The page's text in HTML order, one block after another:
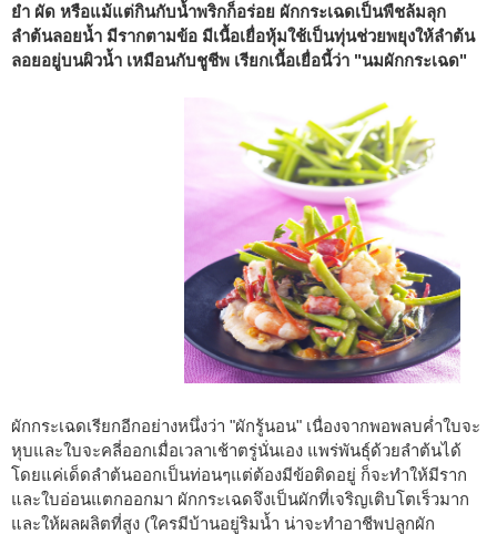
ยำ ผัด หรือแม้แต่กินกับน้ำพริกก็อร่อย ผักกระเฉดเป็นพืชล้มลุก
ลำต้นลอยน้ำ มีรากตามข้อ มีเนื้อเยื่อหุ้มใช้เป็นทุ่นช่วยพยุงให้ลำต้น
ลอยอยู่บนผิวน้ำ เหมือนกับชูชีพ เรียกเนื้อเยื่อนี้ว่า "นมผักกระเฉด"
ผักกระเฉดเรียกอีกอย่างหนึ่งว่า "ผักรู้นอน" เนื่องจากพอพลบค่ำใบจะ
หุบและใบจะคลี่ออกเมื่อเวลาเช้าตรู่นั่นเอง แพร่พันธุ์ด้วยลำต้นได้
โดยแค่เด็ดลำต้นออกเป็นท่อนๆแต่ต้องมีข้อติดอยู่ ก็จะทำให้มีราก
และใบอ่อนแตกออกมา ผักกระเฉดจึงเป็นผักที่เจริญเติบโตเร็วมาก
และให้ผลผลิตที่สูง (ใครมีบ้านอยู่ริมน้ำ น่าจะทำอาชีพปลูกผัก